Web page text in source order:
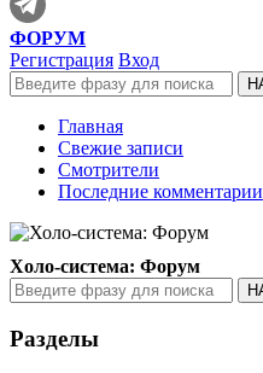
ФОРУМ
Регистрация Вход
Главная
Свежие записи
Смотрители
Последние комментарии
Холо-система: Форум
Разделы